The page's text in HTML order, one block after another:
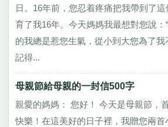
日。16年前，您忍着疼痛把我帶到了
育了我16年。今天媽媽我最想對您說：
的我總是惹您生氣，從小到大您為了我
記得...
母親節給母親的一封信500字
親愛的媽媽： 您好！ 今天是母親節，
快樂！在這美好的日子裡，我贈您兩首